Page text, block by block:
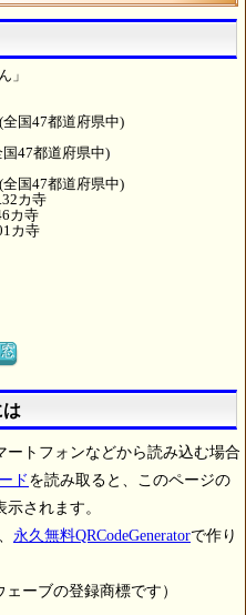
」
全国47都道府県中)
国47都道府県中)
全国47都道府県中)
カ寺
カ寺
カ寺
は
ートフォンなどから読み込む場合
ド を読み取ると、このページの
されます。
永久無料QRCodeGeneratorで作り
ーブの登録商標です）